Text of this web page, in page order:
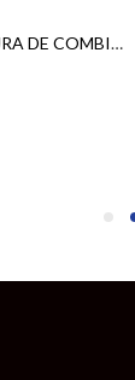
MASTER LOCK CERRADURA DE COMBINACION CON GRILLETE 1-7/8 (48MM)